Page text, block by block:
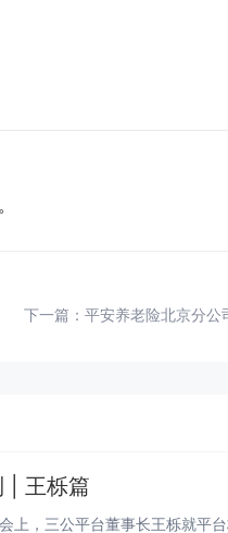
下一篇： 平安养老险北京分公
| 王栎篇